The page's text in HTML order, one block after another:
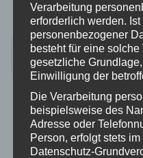
Verarbeitung
erforderlich werden.
personenbezogener
besteht für eine
gesetzliche
Einwilligung der
Die Verarbeitung
beispielsweise des
Adresse oder
Person, erfolgt stets
Datenschutz-